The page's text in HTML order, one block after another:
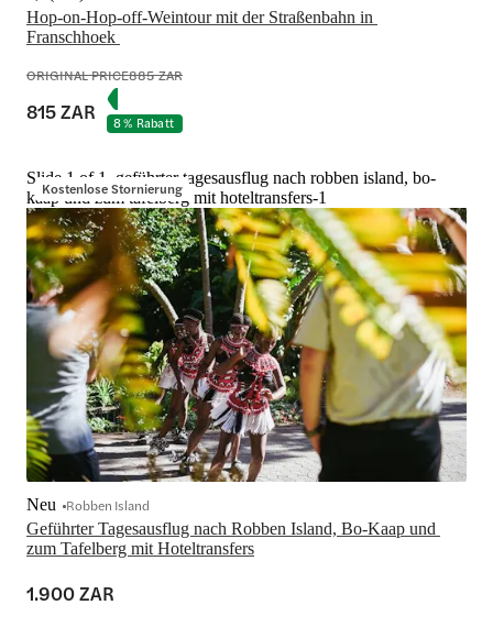
Hop-on-Hop-off-Weintour mit der Straßenbahn in
ORIGINAL PRICE885 ZAR
815 ZAR 8 % Rabatt
Kostenlose Stornierung
Slide 1 of 1, geführter tagesausflug nach robben island, bo-
kaap und zum tafelberg mit hoteltransfers-1
Geführter Tagesausflug nach Robben Island, Bo-Kaap und
zum Tafelberg mit Hoteltransfers
Neu Robben Island
1.900 ZAR